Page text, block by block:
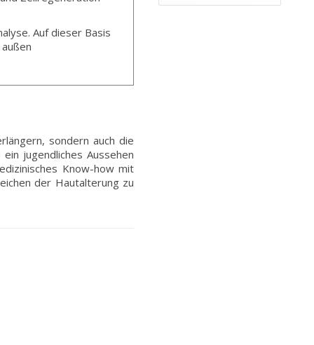
Auf dieser Basis
sondern auch die
jugendliches Aussehen
Know-how mit
der Hautalterung zu